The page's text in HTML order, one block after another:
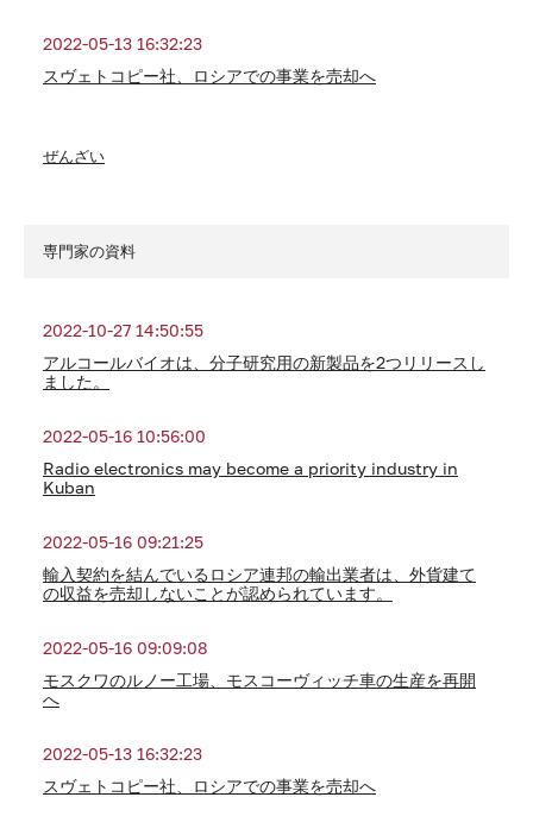
2022-05-13 16:32:23
スヴェトコピー社、ロシアでの事業を売却へ
ぜんざい
専門家の資料
2022-10-27 14:50:55
アルコールバイオは、分子研究用の新製品を2つリリースし
ました。
2022-05-16 10:56:00
Radio electronics may become a priority industry in
Kuban
2022-05-16 09:21:25
輸入契約を結んでいるロシア連邦の輸出業者は、外貨建て
の収益を売却しないことが認められています。
2022-05-16 09:09:08
モスクワのルノー工場、モスコーヴィッチ車の生産を再開
へ
2022-05-13 16:32:23
スヴェトコピー社、ロシアでの事業を売却へ